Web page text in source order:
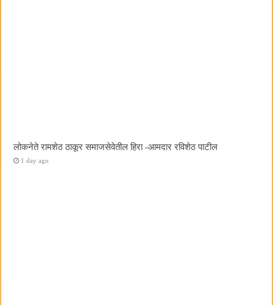
लोकनेते रामशेठ ठाकूर समाजसेवेतील हिरा -आमदार रविशेठ पाटील
1 day ago